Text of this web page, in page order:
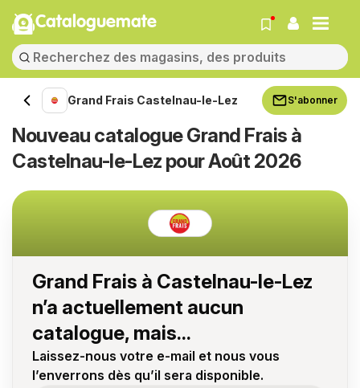
Cataloguemate
Grand Frais Castelnau-le-Lez S'abonner
Nouveau catalogue Grand Frais à
Castelnau-le-Lez pour Août 2026
Grand Frais à Castelnau-le-Lez
n’a actuellement aucun
catalogue, mais...
Laissez-nous votre e-mail et nous vous
l’enverrons dès qu’il sera disponible.